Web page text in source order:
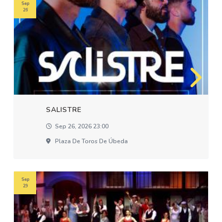
SALISTRE
Sep 26, 2026 23:00
Plaza De Toros De Úbeda
Sep
26
Sep
29